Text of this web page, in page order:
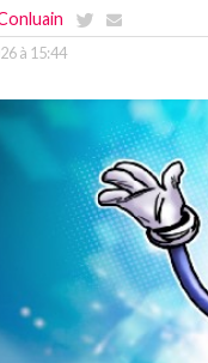
à 15:44